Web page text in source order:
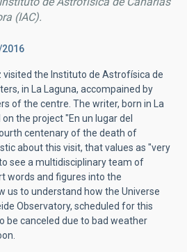
(IAC).
visited the Instituto de Astrofísica de
in La Laguna, accompained by
of the centre. The writer, born in La
the project "En un lugar del
centenary of the death of
about this visit, that values as "very
see a multidisciplinary team of
words and figures into the
us to understand how the Universe
Observatory, scheduled for this
be canceled due to bad weather